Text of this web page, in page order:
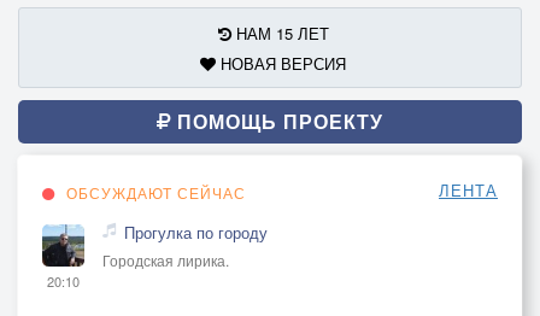
НАМ 15 ЛЕТ
НОВАЯ ВЕРСИЯ
ПОМОЩЬ ПРОЕКТУ
ОБСУЖДАЮТ СЕЙЧАС ЛЕНТА
20:10
Прогулка по городу
Городская лирика.